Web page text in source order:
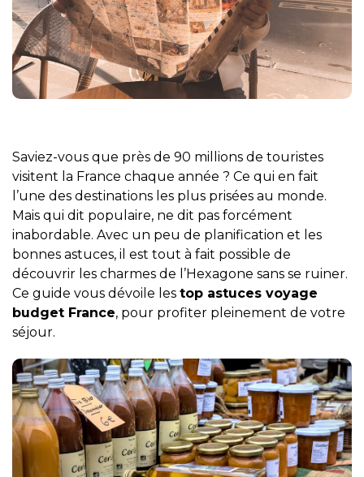
Saviez-vous que près de 90 millions de touristes
visitent la France chaque année ? Ce qui en fait
l’une des destinations les plus prisées au monde.
Mais qui dit populaire, ne dit pas forcément
inabordable. Avec un peu de planification et les
bonnes astuces, il est tout à fait possible de
découvrir les charmes de l’Hexagone sans se ruiner.
Ce guide vous dévoile les top astuces voyage
budget France, pour profiter pleinement de votre
séjour.